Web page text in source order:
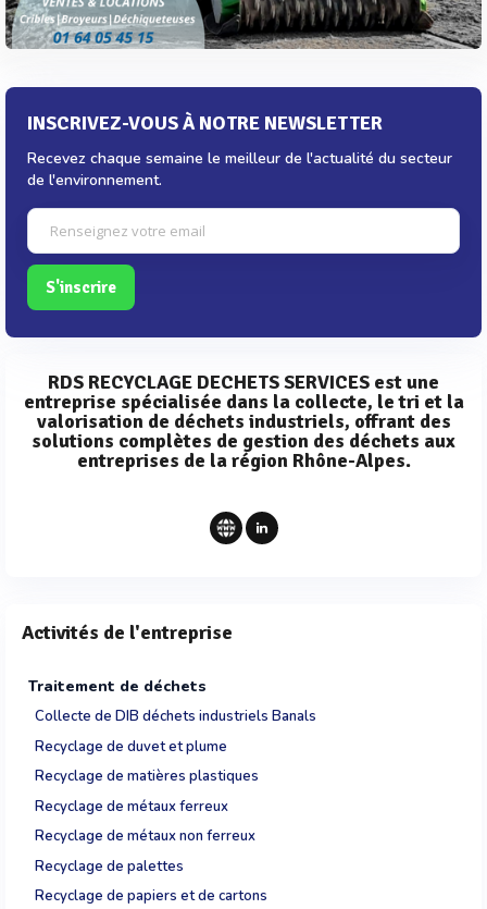
INSCRIVEZ-VOUS À NOTRE NEWSLETTER
Recevez chaque semaine le meilleur de l'actualité du secteur
de l'environnement.
S'inscrire
RDS RECYCLAGE DECHETS SERVICES est une
entreprise spécialisée dans la collecte, le tri et la
valorisation de déchets industriels, offrant des
solutions complètes de gestion des déchets aux
entreprises de la région Rhône-Alpes.
Activités de l'entreprise
Traitement de déchets
Collecte de DIB déchets industriels Banals
Recyclage de duvet et plume
Recyclage de matières plastiques
Recyclage de métaux ferreux
Recyclage de métaux non ferreux
Recyclage de palettes
Recyclage de papiers et de cartons